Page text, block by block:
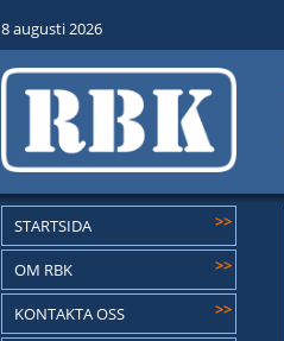
8 augusti 2026
STARTSIDA >>
OM RBK >>
KONTAKTA OSS >>